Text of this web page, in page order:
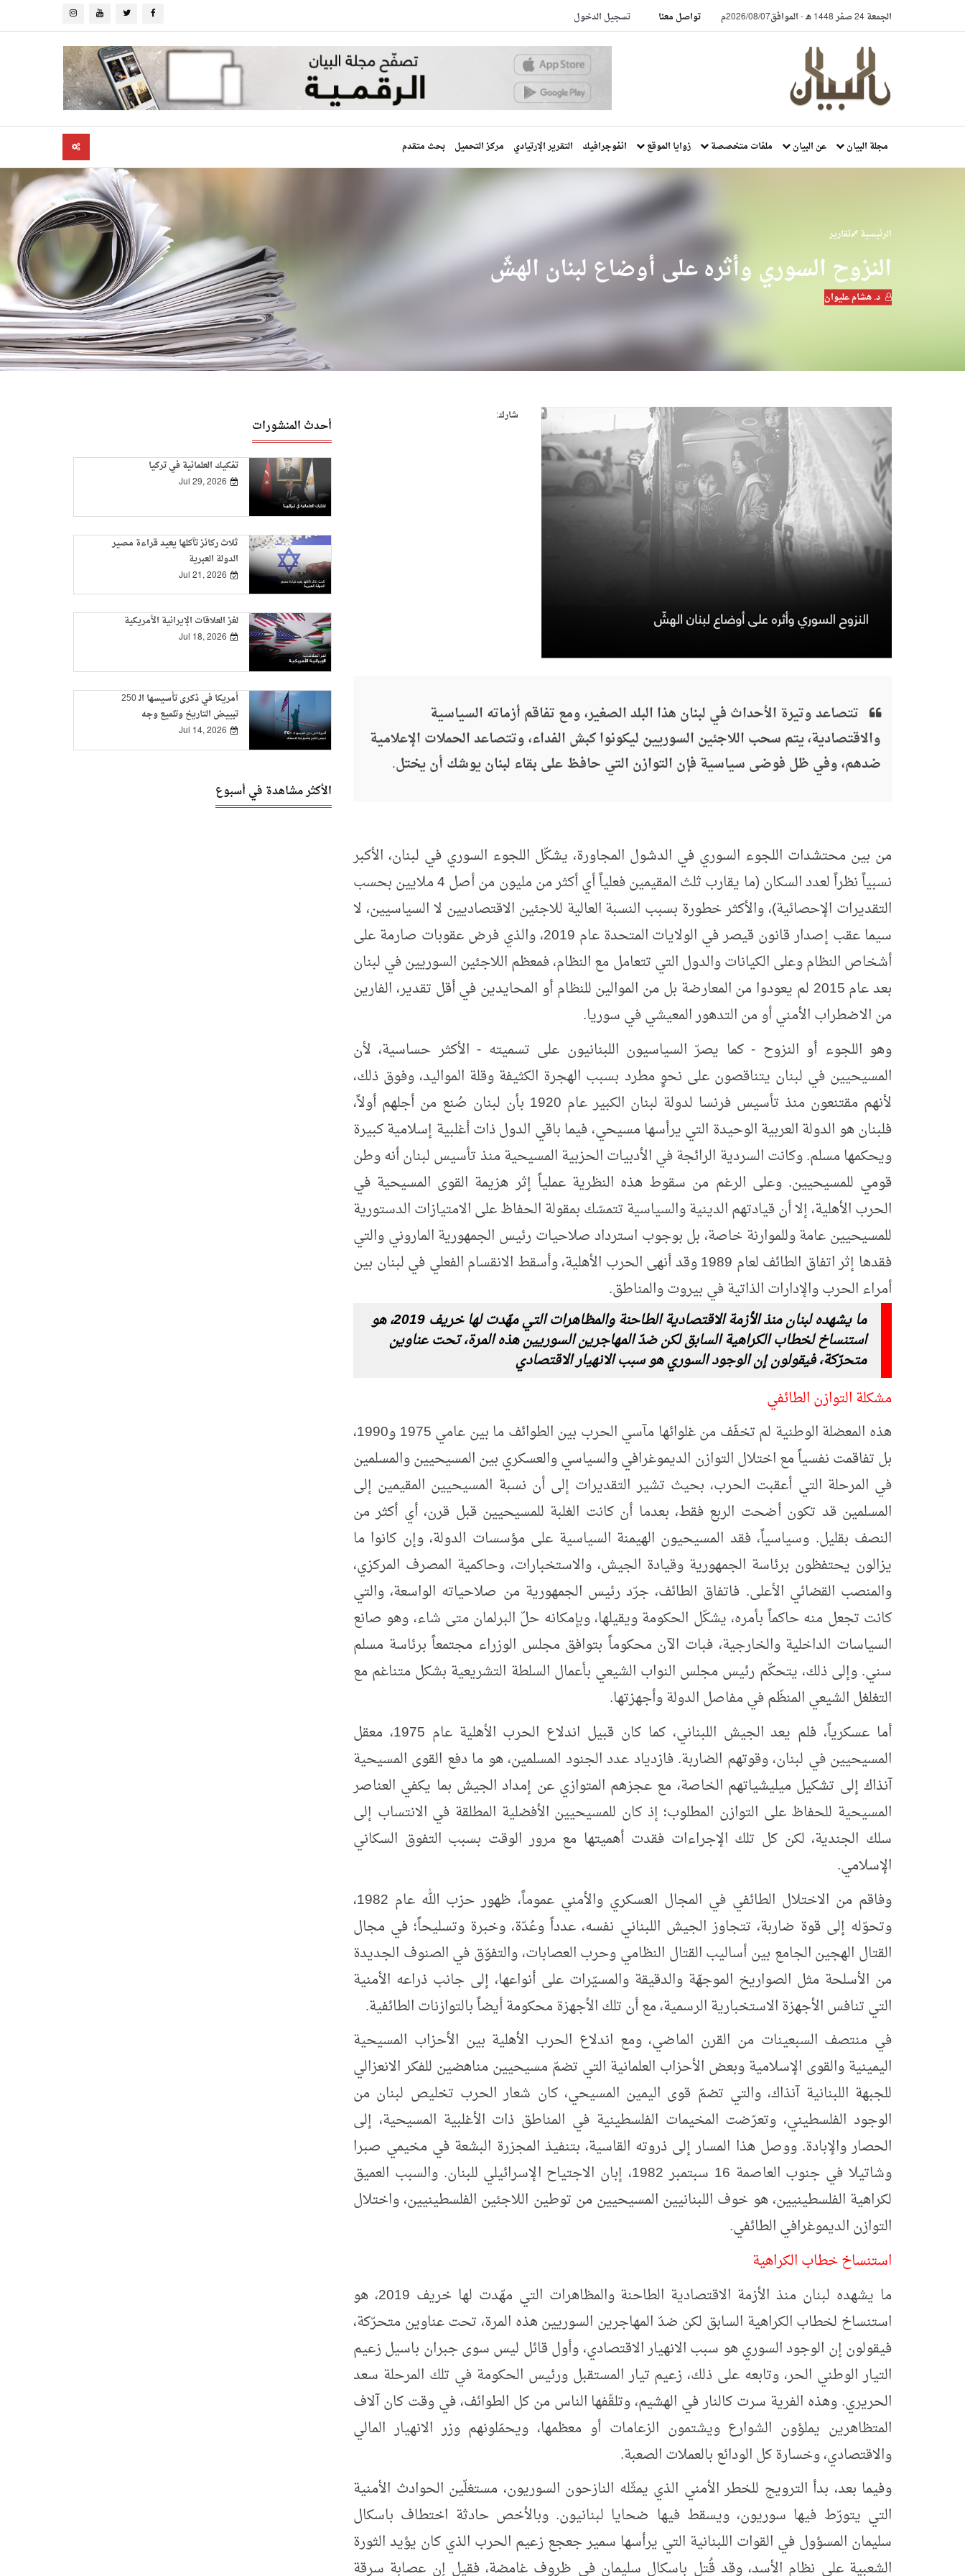
الجمعة 24 صفر 1448 هـ -الموافق2026/08/07م تواصل معنا تسجيل الدخول
مجلة البيان عن البيان ملفات متخصصة زوايا الموقع انفوجرافيك التقرير الإرتيادي مركز التحميل بحث متقدم
الرئيسية تقارير
النزوح السوري وأثره على أوضاع لبنان الهشّ
د. هشام عليوان
شارك:
تتصاعد وتيرة الأحداث في لبنان هذا البلد الصغير، ومع تفاقم أزماته السياسية
والاقتصادية، يتم سحب اللاجئين السوريين ليكونوا كبش الفداء، وتتصاعد الحملات الإعلامية
ضدهم، وفي ظل فوضى سياسية فإن التوازن التي حافظ على بقاء لبنان يوشك أن يختل.
من بين محتشدات اللجوء السوري في الدشول المجاورة، يشكّل اللجوء السوري في لبنان، الأكبر
نسبياً نظراً لعدد السكان (ما يقارب ثلث المقيمين فعلياً أي أكثر من مليون من أصل 4 ملايين بحسب
التقديرات الإحصائية)، والأكثر خطورة بسبب النسبة العالية للاجئين الاقتصاديين لا السياسيين، لا
سيما عقب إصدار قانون قيصر في الولايات المتحدة عام 2019، والذي فرض عقوبات صارمة على
أشخاص النظام وعلى الكيانات والدول التي تتعامل مع النظام، فمعظم اللاجئين السوريين في لبنان
بعد عام 2015 لم يعودوا من المعارضة بل من الموالين للنظام أو المحايدين في أقل تقدير، الفارين
من الاضطراب الأمني أو من التدهور المعيشي في سوريا.
وهو اللجوء أو النزوح - كما يصرّ السياسيون اللبنانيون على تسميته - الأكثر حساسية، لأن
المسيحيين في لبنان يتناقصون على نحوٍ مطرد بسبب الهجرة الكثيفة وقلة المواليد، وفوق ذلك،
لأنهم مقتنعون منذ تأسيس فرنسا لدولة لبنان الكبير عام 1920 بأن لبنان صُنع من أجلهم أولاً،
فلبنان هو الدولة العربية الوحيدة التي يرأسها مسيحي، فيما باقي الدول ذات أغلبية إسلامية كبيرة
ويحكمها مسلم. وكانت السردية الرائجة في الأدبيات الحزبية المسيحية منذ تأسيس لبنان أنه وطن
قومي للمسيحيين. وعلى الرغم من سقوط هذه النظرية عملياً إثر هزيمة القوى المسيحية في
الحرب الأهلية، إلا أن قيادتهم الدينية والسياسية تتمسّك بمقولة الحفاظ على الامتيازات الدستورية
للمسيحيين عامة وللموارنة خاصة، بل بوجوب استرداد صلاحيات رئيس الجمهورية الماروني والتي
فقدها إثر اتفاق الطائف لعام 1989 وقد أنهى الحرب الأهلية، وأسقط الانقسام الفعلي في لبنان بين
أمراء الحرب والإدارات الذاتية في بيروت والمناطق.
ما يشهده لبنان منذ الأزمة الاقتصادية الطاحنة والمظاهرات التي مهّدت لها خريف 2019، هو
استنساخ لخطاب الكراهية السابق لكن ضدّ المهاجرين السوريين هذه المرة، تحت عناوين
متحرّكة، فيقولون إن الوجود السوري هو سبب الانهيار الاقتصادي
مشكلة التوازن الطائفي
هذه المعضلة الوطنية لم تخفّف من غلوائها مآسي الحرب بين الطوائف ما بين عامي 1975 و1990،
بل تفاقمت نفسياً مع اختلال التوازن الديموغرافي والسياسي والعسكري بين المسيحيين والمسلمين
في المرحلة التي أعقبت الحرب، بحيث تشير التقديرات إلى أن نسبة المسيحيين المقيمين إلى
المسلمين قد تكون أضحت الربع فقط، بعدما أن كانت الغلبة للمسيحيين قبل قرن، أي أكثر من
النصف بقليل. وسياسياً، فقد المسيحيون الهيمنة السياسية على مؤسسات الدولة، وإن كانوا ما
يزالون يحتفظون برئاسة الجمهورية وقيادة الجيش، والاستخبارات، وحاكمية المصرف المركزي،
والمنصب القضائي الأعلى. فاتفاق الطائف، جرّد رئيس الجمهورية من صلاحياته الواسعة، والتي
كانت تجعل منه حاكماً بأمره، يشكّل الحكومة ويقيلها، وبإمكانه حلّ البرلمان متى شاء، وهو صانع
السياسات الداخلية والخارجية، فبات الآن محكوماً بتوافق مجلس الوزراء مجتمعاً برئاسة مسلم
سني. وإلى ذلك، يتحكّم رئيس مجلس النواب الشيعي بأعمال السلطة التشريعية بشكل متناغم مع
التغلغل الشيعي المنظّم في مفاصل الدولة وأجهزتها.
أما عسكرياً، فلم يعد الجيش اللبناني، كما كان قبيل اندلاع الحرب الأهلية عام 1975، معقل
المسيحيين في لبنان، وقوتهم الضاربة. فازدياد عدد الجنود المسلمين، هو ما دفع القوى المسيحية
آنذاك إلى تشكيل ميليشياتهم الخاصة، مع عجزهم المتوازي عن إمداد الجيش بما يكفي العناصر
المسيحية للحفاظ على التوازن المطلوب؛ إذ كان للمسيحيين الأفضلية المطلقة في الانتساب إلى
سلك الجندية، لكن كل تلك الإجراءات فقدت أهميتها مع مرور الوقت بسبب التفوق السكاني
الإسلامي.
وفاقم من الاختلال الطائفي في المجال العسكري والأمني عموماً، ظهور حزب الله عام 1982،
وتحوّله إلى قوة ضاربة، تتجاوز الجيش اللبناني نفسه، عدداً وعُدّة، وخبرة وتسليحاً؛ في مجال
القتال الهجين الجامع بين أساليب القتال النظامي وحرب العصابات، والتفوّق في الصنوف الجديدة
من الأسلحة مثل الصواريخ الموجهّة والدقيقة والمسيّرات على أنواعها، إلى جانب ذراعه الأمنية
التي تنافس الأجهزة الاستخبارية الرسمية، مع أن تلك الأجهزة محكومة أيضاً بالتوازنات الطائفية.
في منتصف السبعينات من القرن الماضي، ومع اندلاع الحرب الأهلية بين الأحزاب المسيحية
اليمينية والقوى الإسلامية وبعض الأحزاب العلمانية التي تضمّ مسيحيين مناهضين للفكر الانعزالي
للجبهة اللبنانية آنذاك، والتي تضمّ قوى اليمين المسيحي، كان شعار الحرب تخليص لبنان من
الوجود الفلسطيني، وتعرّضت المخيمات الفلسطينية في المناطق ذات الأغلبية المسيحية، إلى
الحصار والإبادة. ووصل هذا المسار إلى ذروته القاسية، بتنفيذ المجزرة البشعة في مخيمي صبرا
وشاتيلا في جنوب العاصمة 16 سبتمبر 1982، إبان الاجتياح الإسرائيلي للبنان. والسبب العميق
لكراهية الفلسطينيين، هو خوف اللبنانيين المسيحيين من توطين اللاجئين الفلسطينيين، واختلال
التوازن الديموغرافي الطائفي.
استنساخ خطاب الكراهية
ما يشهده لبنان منذ الأزمة الاقتصادية الطاحنة والمظاهرات التي مهّدت لها خريف 2019، هو
استنساخ لخطاب الكراهية السابق لكن ضدّ المهاجرين السوريين هذه المرة، تحت عناوين متحرّكة،
فيقولون إن الوجود السوري هو سبب الانهيار الاقتصادي، وأول قائل ليس سوى جبران باسيل زعيم
التيار الوطني الحر، وتابعه على ذلك، زعيم تيار المستقبل ورئيس الحكومة في تلك المرحلة سعد
الحريري. وهذه الفرية سرت كالنار في الهشيم، وتلقّفها الناس من كل الطوائف، في وقت كان آلاف
المتظاهرين يملؤون الشوارع ويشتمون الزعامات أو معظمها، ويحمّلونهم وزر الانهيار المالي
والاقتصادي، وخسارة كل الودائع بالعملات الصعبة.
وفيما بعد، بدأ الترويج للخطر الأمني الذي يمثّله النازحون السوريون، مستغلّين الحوادث الأمنية
التي يتورّط فيها سوريون، ويسقط فيها ضحايا لبنانيون. وبالأخص حادثة اختطاف باسكال
سليمان المسؤول في القوات اللبنانية التي يرأسها سمير جعجع زعيم الحرب الذي كان يؤيد الثورة
الشعبية على نظام الأسد، وقد قُتل باسكال سليمان في ظروف غامضة، فقيل إن عصابة سرقة
أحدث المنشورات
تفكيك العلمانية في تركيا
Jul 29, 2026
ثلاث ركائز تآكلها يعيد قراءة مصير
الدولة العبرية
Jul 21, 2026
لغز العلاقات الإيرانية الأمريكية
Jul 18, 2026
أمريكا في ذكرى تأسيسها الـ 250
تبييض التاريخ وتلميع وجه
الاستعباد
Jul 14, 2026
الأكثر مشاهدة في أسبوع